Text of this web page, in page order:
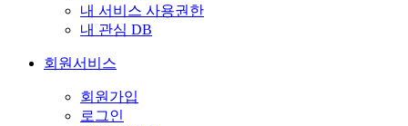
내 서비스 사용권한
내 관심 DB
회원서비스
회원가입
로그인